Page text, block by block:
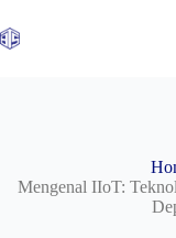
to
content
Mengenal IIoT: